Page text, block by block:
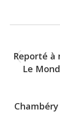
Reporté à
Le